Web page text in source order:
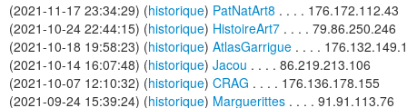
(2021-11-17 23:34:29) (historique) PatNatArt8 . . . . 176.172.112.43
(2021-10-24 22:44:15) (historique) HistoireArt7 . . . . 79.86.250.246
(2021-10-18 19:58:23) (historique) AtlasGarrigue . . . .
(2021-10-14 16:07:48) (historique) Jacou . . . . 86.219.213.106
(2021-10-07 12:10:32) (historique) CRAG . . . . 176.136.178.155
(2021-09-24 15:39:24) (historique) Marguerittes . . . . 91.91.113.76